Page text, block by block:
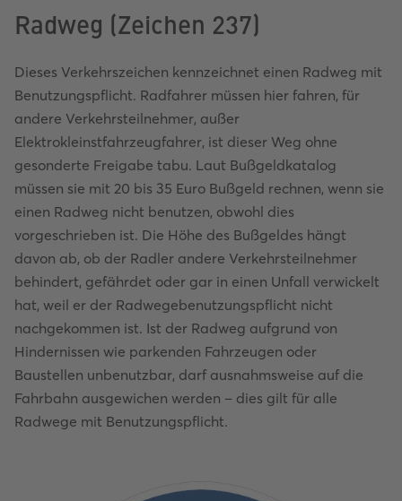
Radweg (Zeichen 237)
Dieses Verkehrszeichen kennzeichnet einen Radweg mit
Benutzungspflicht. Radfahrer müssen hier fahren, für
andere Verkehrsteilnehmer, außer
Elektrokleinstfahrzeugfahrer, ist dieser Weg ohne
gesonderte Freigabe tabu. Laut Bußgeldkatalog
müssen sie mit 20 bis 35 Euro Bußgeld rechnen, wenn sie
einen Radweg nicht benutzen, obwohl dies
vorgeschrieben ist. Die Höhe des Bußgeldes hängt
davon ab, ob der Radler andere Verkehrsteilnehmer
behindert, gefährdet oder gar in einen Unfall verwickelt
hat, weil er der Radwegebenutzungspflicht nicht
nachgekommen ist. Ist der Radweg aufgrund von
Hindernissen wie parkenden Fahrzeugen oder
Baustellen unbenutzbar, darf ausnahmsweise auf die
Fahrbahn ausgewichen werden – dies gilt für alle
Radwege mit Benutzungspflicht.